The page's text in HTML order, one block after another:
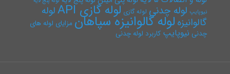
نیوپایپ لوله چدنی لوله گازی لوله گازی API لوله
گالوانیزه لوله گالوانیزه سپاهان مزایای لوله های
چدنی نیوپایپ کاربرد لوله چدنی